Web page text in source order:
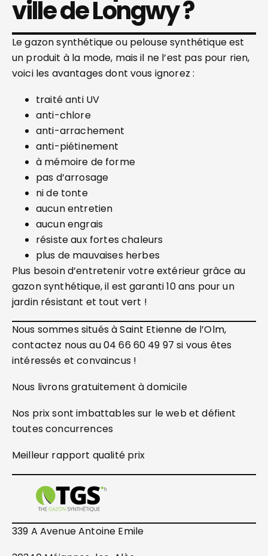
ville de Longwy ?
Le gazon synthétique ou pelouse synthétique est
un produit à la mode, mais il ne l’est pas pour rien,
voici les avantages dont vous ignorez :
traité anti UV
anti-chlore
anti-arrachement
anti-piétinement
à mémoire de forme
pas d’arrosage
ni de tonte
aucun entretien
aucun engrais
résiste aux fortes chaleurs
plus de mauvaises herbes
Plus besoin d’entretenir votre extérieur grâce au
gazon synthétique, il est garanti 10 ans pour un
jardin résistant et tout vert !
Nous sommes situés à Saint Etienne de l’Olm,
contactez nous au 04 66 60 49 97 si vous êtes
intéressés et convaincus !
Nous livrons gratuitement à domicile
Nos prix sont imbattables sur le web et défient
toutes concurrences
Meilleur rapport qualité prix
339 A Avenue Antoine Emile